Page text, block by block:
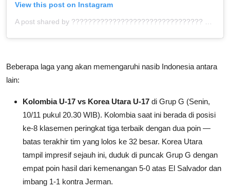
View this post on Instagram
A post shared by ???????????????????????????????? ™ (@bolahita)
Beberapa laga yang akan memengaruhi nasib Indonesia antara
lain:
Kolombia U-17 vs Korea Utara U-17 di Grup G (Senin,
10/11 pukul 20.30 WIB). Kolombia saat ini berada di posisi
ke-8 klasemen peringkat tiga terbaik dengan dua poin —
batas terakhir tim yang lolos ke 32 besar. Korea Utara
tampil impresif sejauh ini, duduk di puncak Grup G dengan
empat poin hasil dari kemenangan 5-0 atas El Salvador dan
imbang 1-1 kontra Jerman.